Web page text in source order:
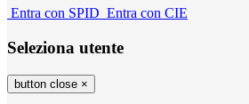
Entra con SPID Entra con CIE
Seleziona utente
button close ×